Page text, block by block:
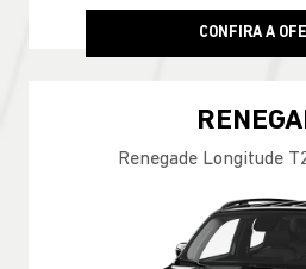
CONFIRA A
Renegade Longitude